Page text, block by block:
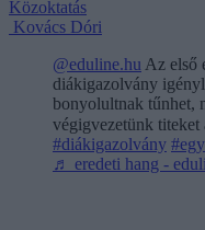
Közoktatás
Kovács Dóri
@eduline.hu Az első
diákigazolvány
bonyolultnak tűnhet,
végigvezetünk
#diákigazolvány
♬ eredeti hang -